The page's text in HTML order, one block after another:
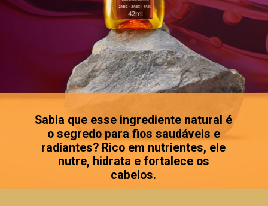
Sabia que esse ingrediente natural é
o segredo para fios saudáveis e
radiantes? Rico em nutrientes, ele
nutre, hidrata e fortalece os
cabelos.